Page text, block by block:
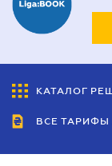
КАТАЛОГ
ВСЕ ТАРИФЫ